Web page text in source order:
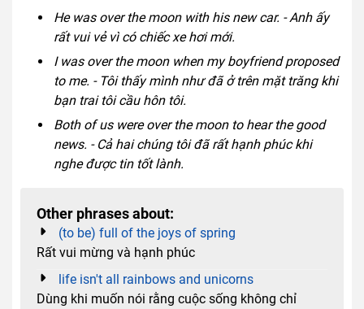
He was over the moon with his new car. - Anh ấy
rất vui vẻ vì có chiếc xe hơi mới.
I was over the moon when my boyfriend proposed
to me. - Tôi thấy mình như đã ở trên mặt trăng khi
bạn trai tôi cầu hôn tôi.
Both of us were over the moon to hear the good
news. - Cả hai chúng tôi đã rất hạnh phúc khi
nghe được tin tốt lành.
Other phrases about:
(to be) full of the joys of spring
Rất vui mừng và hạnh phúc
life isn't all rainbows and unicorns
Dùng khi muốn nói rằng cuộc sống không chỉ